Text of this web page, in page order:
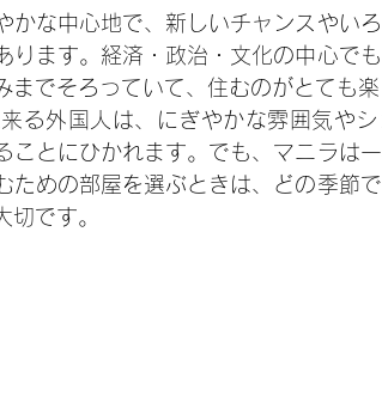
かな中心地で、新しいチャンスやい
ります。経済・政治・文化の中心で
でそろっていて、住むのがとても楽
る外国人は、にぎやかな雰囲気や
ことにひかれます。でも、マニラは
ための部屋を選ぶときは、どの季節
です。